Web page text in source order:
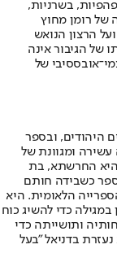
בשרניות,
של רומן מחוץ
הרצון הנואש
של הגיבור אינה
של
ובספר
ומגוונת של
הגיבורה אופיר בת ה־19, הלא היא החרשתא, בת
כשבידה חותם
הלאומית. היא
במגילה כדי להשיג כוח
ותושייתה כדי
בדניאל "בעל